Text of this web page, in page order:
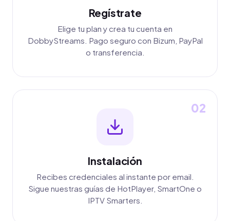
Regístrate
Elige tu plan y crea tu cuenta en
DobbyStreams. Pago seguro con Bizum, PayPal
o transferencia.
02
Instalación
Recibes credenciales al instante por email.
Sigue nuestras guías de HotPlayer, SmartOne o
IPTV Smarters.